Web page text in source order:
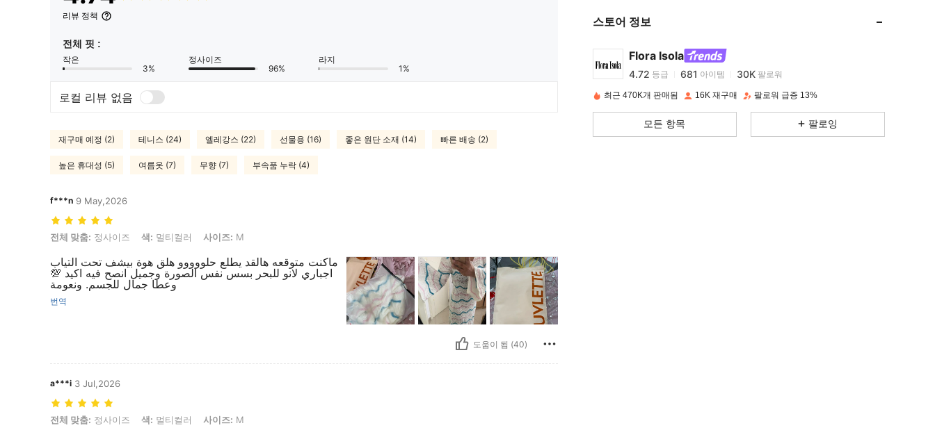
리뷰 정책
전체 핏 :
작은
3%
정사이즈
96%
라지
1%
로컬 리뷰 없음
재구매 예정 (2) 테니스 (24) 엘레강스 (22) 선물용 (16) 좋은 원단 소재 (14) 빠른 배송 (2)
높은 휴대성 (5) 여름옷 (7) 무향 (7) 부속품 누락 (4)
f***n 9 May,2026
전체 맞춤: 정사이즈, 색: 멀티컬러, 사이즈: M
전체 맞춤: 정사이즈 색: 멀티컬러 사이즈: M
ماكنت متوقعه هالقد يطلع حلووووو هلق هوة بيشف تحت التياب
اجباري لانو للبحر بسس نفس الصورة وجميل انصح فيه اكيد 💯
وعطا جمال للجسم. ونعومة
번역
도움이 됨 (40)
a***i 3 Jul,2026
전체 맞춤: 정사이즈, 색: 멀티컬러, 사이즈: M
전체 맞춤: 정사이즈 색: 멀티컬러 사이즈: M
스토어 정보
Flora Isola
4.72
681아이템
g***2 이(가)하루 전에지불됨
최근 470K개 판매됨 16K 재구매 팔로워 급증 13%
모든 항목 팔로잉